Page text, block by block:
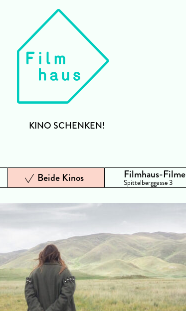
KINO SCHENKEN!
Beide Kinos Filmhaus-Filme
Spittelberggasse 3